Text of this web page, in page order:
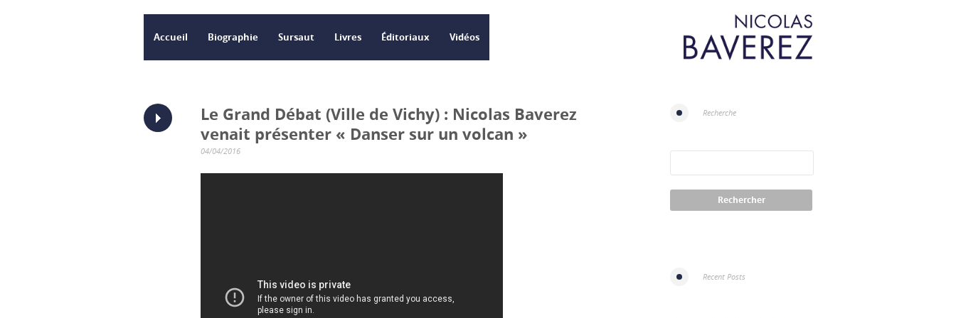
Accueil Biographie Sursaut Livres Éditoriaux Vidéos
Le Grand Débat (Ville de Vichy) : Nicolas Baverez
venait présenter « Danser sur un volcan »
04/04/2016
Recherche
Recent Posts